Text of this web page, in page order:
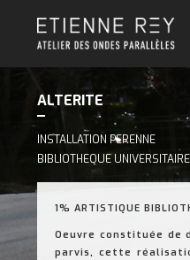
ALTERITE
INSTALLATION PERENNE
BIBLIOTHEQUE
1% ARTISTIQUE
Oeuvre constituée de
parvis, cette